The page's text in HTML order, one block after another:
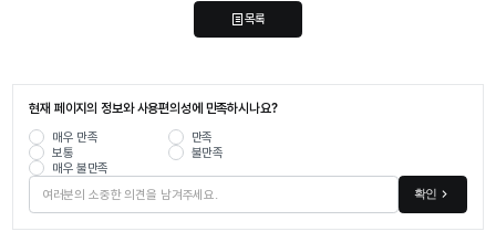
목록
현재 페이지의 정보와 사용편의성에 만족하시나요?
매우 만족
만족
보통
불만족
매우 불만족
확인